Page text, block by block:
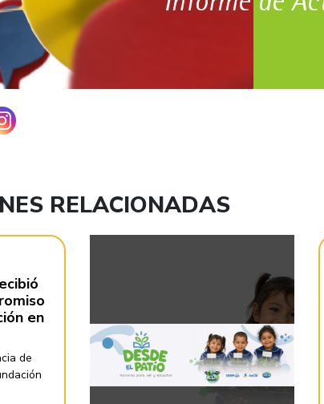
RELACIONADAS
en
de